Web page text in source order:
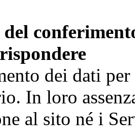
dei dati
In loro
al sito né i